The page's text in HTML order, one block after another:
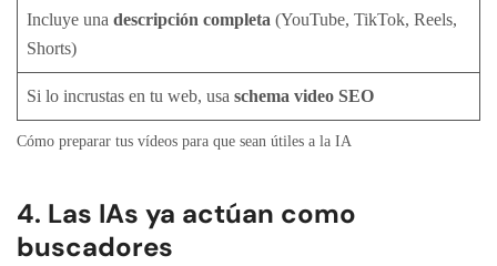
Incluye una descripción completa (YouTube, TikTok, Reels,
Shorts)
Si lo incrustas en tu web, usa schema video SEO
Cómo preparar tus vídeos para que sean útiles a la IA
4. Las IAs ya actúan como
buscadores